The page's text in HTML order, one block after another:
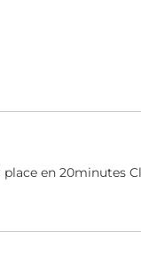
en 20minutes